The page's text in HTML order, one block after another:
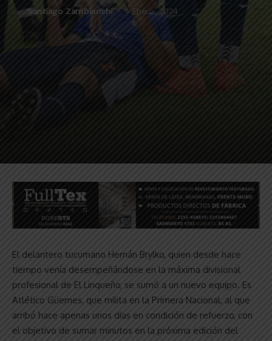
Santiago Zambianchi 4 Enero, 2024
El delantero tucumano Hernán Brylko, quien desde hace
tiempo venía desempeñándose en la máxima divisional
profesional de El Linqueño, se sumó a un nuevo equipo. Es
Atlético Güemes, que milita en la Primera Nacional, al que
arribó hace apenas unos días en condición de refuerzo, con
el objetivo de sumar minutos en la próxima edición del